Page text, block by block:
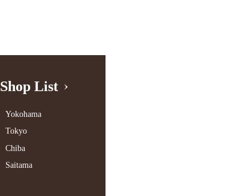
Shop List
Yokohama
Tokyo
Chiba
Saitama